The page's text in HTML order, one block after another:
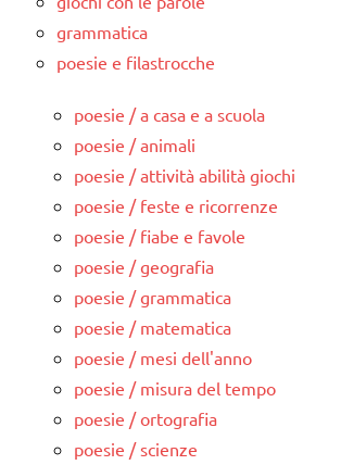
grammatica
poesie e filastrocche
poesie / a casa e a scuola
poesie / animali
poesie / attività abilità giochi
poesie / feste e ricorrenze
poesie / fiabe e favole
poesie / geografia
poesie / grammatica
poesie / matematica
poesie / mesi dell'anno
poesie / misura del tempo
poesie / ortografia
poesie / scienze